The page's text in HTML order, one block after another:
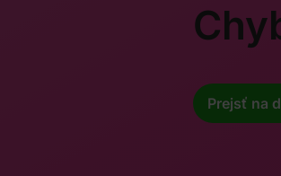
Prejsť na